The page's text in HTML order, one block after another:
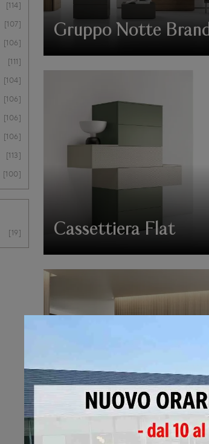
114
107
106
111
104
106
106
106
113
100
19
Gruppo Notte Brand
Cassettiera Flat
Gruppo Notte